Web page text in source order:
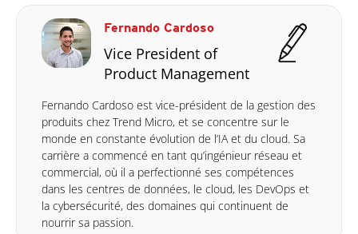
Fernando Cardoso
Vice President of
Product Management
Fernando Cardoso est vice-président de la gestion des
produits chez Trend Micro, et se concentre sur le
monde en constante évolution de l’IA et du cloud. Sa
carrière a commencé en tant qu’ingénieur réseau et
commercial, où il a perfectionné ses compétences
dans les centres de données, le cloud, les DevOps et
la cybersécurité, des domaines qui continuent de
nourrir sa passion.